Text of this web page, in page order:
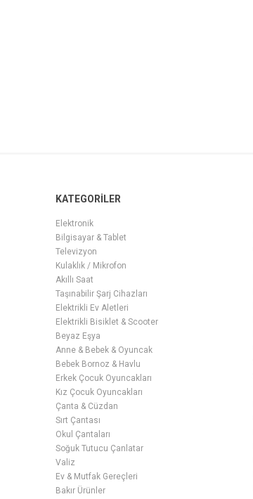
KATEGORİLER
Elektronik
Bilgisayar & Tablet
Televizyon
Kulaklık / Mikrofon
Akıllı Saat
Taşınabilir Şarj Cihazları
Elektrikli Ev Aletleri
Elektrikli Bisiklet & Scooter
Beyaz Eşya
Anne & Bebek & Oyuncak
Bebek Bornoz & Havlu
Erkek Çocuk Oyuncakları
Kız Çocuk Oyuncakları
Çanta & Cüzdan
Sırt Çantası
Okul Çantaları
Soğuk Tutucu Çanlatar
Valiz
Ev & Mutfak Gereçleri
Bakır Ürünler